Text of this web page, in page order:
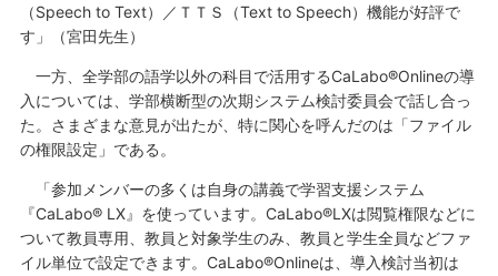
（Speech to Text）／ＴＴＳ（Text to Speech）機能が好評で
す」（宮田先生）
一方、全学部の語学以外の科目で活用するCaLabo®Onlineの導
入については、学部横断型の次期システム検討委員会で話し合っ
た。さまざまな意見が出たが、特に関心を呼んだのは「ファイル
の権限設定」である。
「参加メンバーの多くは自身の講義で学習支援システム
『CaLabo® LX』を使っています。CaLabo®LXは閲覧権限などに
ついて教員専用、教員と対象学生のみ、教員と学生全員などファ
イル単位で設定できます。CaLabo®Onlineは、導入検討当初は